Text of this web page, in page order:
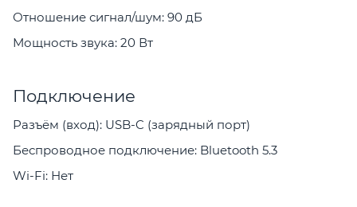
Отношение сигнал/шум: 90 дБ
Мощность звука: 20 Вт
Подключение
Разъём (вход): USB-C (зарядный порт)
Беспроводное подключение: Bluetooth 5.3
Wi-Fi: Нет